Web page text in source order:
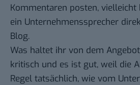
Kommentaren posten,
ein Unternehmenssprecher
Blog.
Was haltet ihr von dem
kritisch und es ist gut, weil die
Regel tatsächlich, wie vom